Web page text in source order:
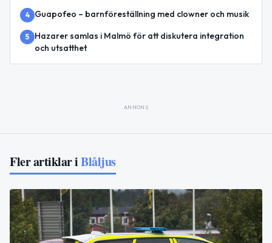
4 Guapofeo – barnföreställning med clowner och musik
5
Hazarer samlas i Malmö för att diskutera integration
och utsatthet
ANNONS
Fler artiklar iBlåljus